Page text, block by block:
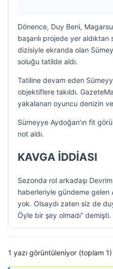
Dönence, Duy Beni,
başarılı projede yer
dizisiyle ekranda olan
soluğu tatilde aldı.
Tatiline devam eden
objektiflere takıldı.
yakalanan oyuncu denizin ve
Sümeyye Aydoğan’ın fit
not aldı.
KAVGA İDDİASI
Sezonda rol arkadaşı
haberleriyle gündeme gelen
yok. Olsaydı zaten siz de
Öyle bir şey olmadı” demişti.
1 yazı görüntüleniyor (toplam 1)